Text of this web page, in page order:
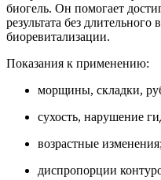
биогель. Он помогает
результата без длительного
биоревитализации.
Показания к применению:
морщины, складки,
сухость, нарушение
возрастные изменения;
диспропорции